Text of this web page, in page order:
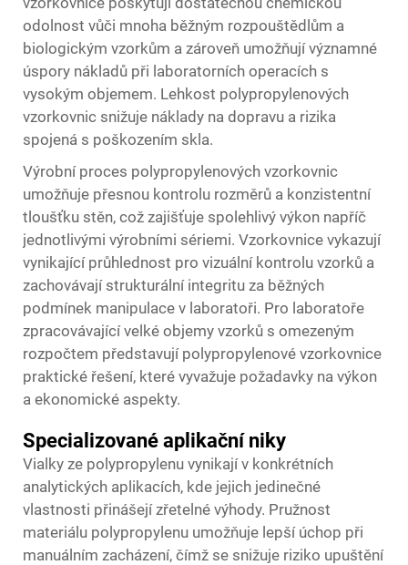
odolnost vůči mnoha běžným rozpouštědlům a
biologickým vzorkům a zároveň umožňují významné
úspory nákladů při laboratorních operacích s
vysokým objemem. Lehkost polypropylenových
vzorkovnic snižuje náklady na dopravu a rizika
spojená s poškozením skla.
Výrobní proces polypropylenových vzorkovnic
umožňuje přesnou kontrolu rozměrů a konzistentní
tloušťku stěn, což zajišťuje spolehlivý výkon napříč
jednotlivými výrobními sériemi. Vzorkovnice vykazují
vynikající průhlednost pro vizuální kontrolu vzorků a
zachovávají strukturální integritu za běžných
podmínek manipulace v laboratoři. Pro laboratoře
zpracovávající velké objemy vzorků s omezeným
rozpočtem představují polypropylenové vzorkovnice
praktické řešení, které vyvažuje požadavky na výkon
a ekonomické aspekty.
Specializované aplikační niky
Vialky ze polypropylenu vynikají v konkrétních
analytických aplikacích, kde jejich jedinečné
vlastnosti přinášejí zřetelné výhody. Pružnost
materiálu polypropylenu umožňuje lepší úchop při
manuálním zacházení, čímž se snižuje riziko upuštění